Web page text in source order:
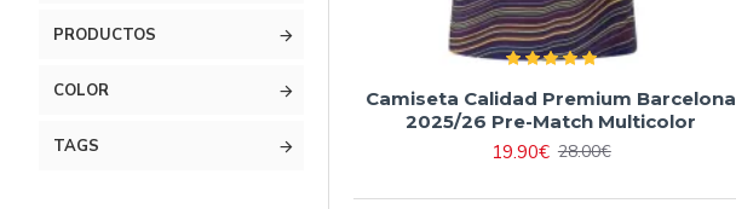
PRODUCTOS
COLOR
TAGS
Camiseta Calidad Premium Barcelona
2025/26 Pre-Match Multicolor
19.90€ 28.00€